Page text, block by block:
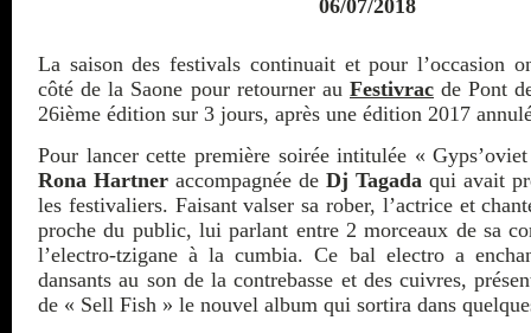
06/07/2018
La saison des festivals continuait et pour l’occasion
côté de la Saone pour retourner au Festivrac de Pont
26ième édition sur 3 jours, après une édition 2017
Pour lancer cette première soirée intitulée «
Rona Hartner accompagnée de Dj Tagada qui avait
les festivaliers. Faisant valser sa rober, l’actrice et
proche du public, lui parlant entre 2 morceaux de sa
l’electro-tzigane à la cumbia. Ce bal electro a
dansants au son de la contrebasse et des cuivres,
de « Sell Fish » le nouvel album qui sortira dans